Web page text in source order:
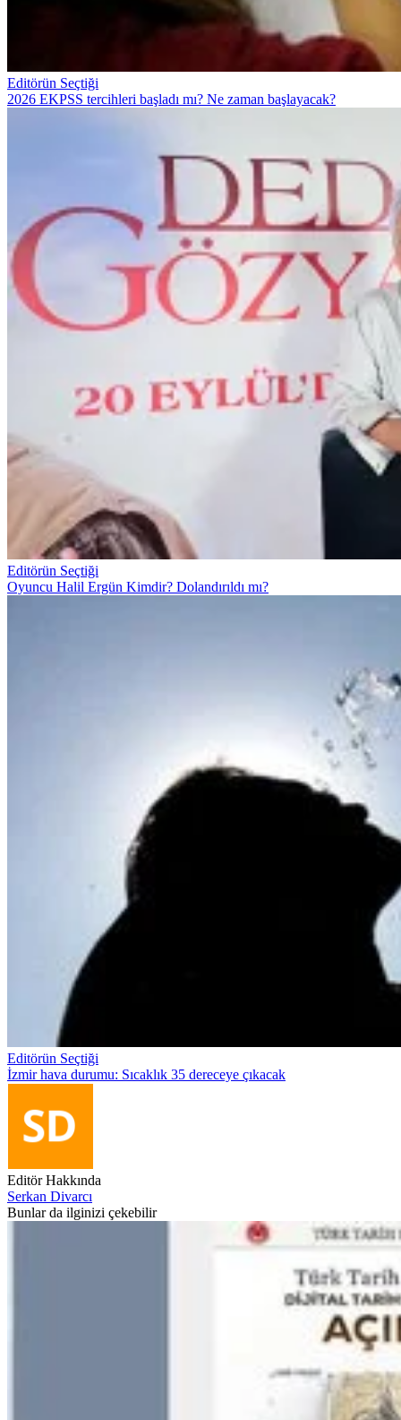
Editörün Seçtiği
2026 EKPSS tercihleri başladı mı? Ne zaman başlayacak?
Editörün Seçtiği
Oyuncu Halil Ergün Kimdir? Dolandırıldı mı?
Editörün Seçtiği
İzmir hava durumu: Sıcaklık 35 dereceye çıkacak
Editör Hakkında
Serkan Divarcı
Bunlar da ilginizi çekebilir